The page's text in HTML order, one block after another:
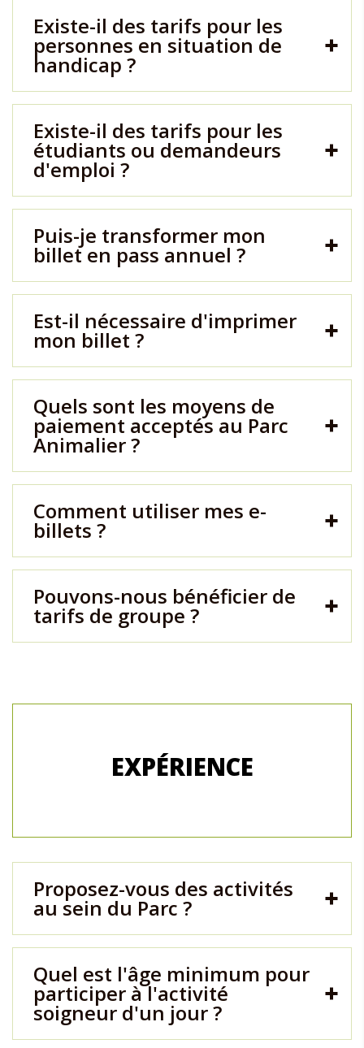
Existe-il des tarifs pour les
personnes en situation de
handicap ?
Existe-il des tarifs pour les
étudiants ou demandeurs
d'emploi ?
Puis-je transformer mon
billet en pass annuel ?
Est-il nécessaire d'imprimer
mon billet ?
Quels sont les moyens de
paiement acceptés au Parc
Animalier ?
Comment utiliser mes e-
billets ?
Pouvons-nous bénéficier de
tarifs de groupe ?
EXPÉRIENCE
Proposez-vous des activités
au sein du Parc ?
Quel est l'âge minimum pour
participer à l'activité
soigneur d'un jour ?